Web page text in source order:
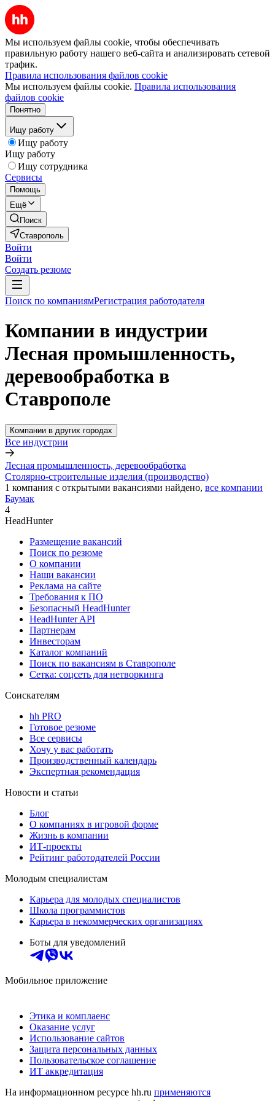
Мы используем файлы cookie, чтобы обеспечивать
правильную работу нашего веб-сайта и анализировать сетевой
трафик.
Правила использования файлов cookie
Мы используем файлы cookie. Правила использования
файлов cookie
Понятно
Ищу работу
Ищу работу
Ищу работу
Ищу сотрудника
Сервисы
Помощь
Ещё
Поиск
Ставрополь
Войти
Войти
Создать резюме
Поиск по компаниямРегистрация работодателя
Компании в индустрии
Лесная промышленность,
деревообработка в
Ставрополе
Компании в других городах
Все индустрии
Лесная промышленность, деревообработка
Столярно-строительные изделия (производство)
1 компания с открытыми вакансиями найдено, все компании
Баумак
4
HeadHunter
Размещение вакансий
Поиск по резюме
О компании
Наши вакансии
Реклама на сайте
Требования к ПО
Безопасный HeadHunter
HeadHunter API
Партнерам
Инвесторам
Каталог компаний
Поиск по вакансиям в Ставрополе
Сетка: соцсеть для нетворкинга
Соискателям
hh PRO
Готовое резюме
Все сервисы
Хочу у вас работать
Производственный календарь
Экспертная рекомендация
Новости и статьи
Блог
О компаниях в игровой форме
Жизнь в компании
ИТ-проекты
Рейтинг работодателей России
Молодым специалистам
Карьера для молодых специалистов
Школа программистов
Карьера в некоммерческих организациях
Боты для уведомлений
Мобильное приложение
Этика и комплаенс
Оказание услуг
Использование сайтов
Защита персональных данных
Пользовательское соглашение
ИТ аккредитация
На информационном ресурсе hh.ru применяются